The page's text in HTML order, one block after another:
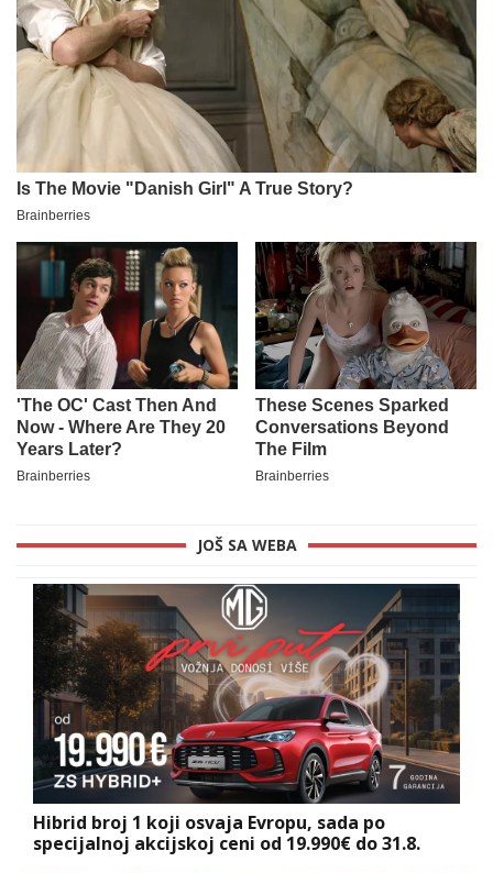
JOŠ SA WEBA
Hibrid broj 1 koji osvaja Evropu, sada po
specijalnoj akcijskoj ceni od 19.990€ do 31.8.